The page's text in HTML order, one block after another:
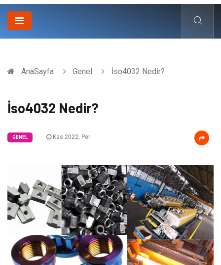
AnaSayfa Genel İso4032 Nedir?
İso4032 Nedir?
GENEL Kas 2022, Per